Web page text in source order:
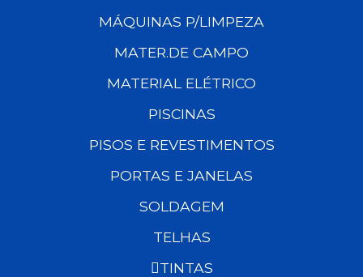
MÁQUINAS P/LIMPEZA
MATER.DE CAMPO
MATERIAL ELÉTRICO
PISCINAS
PISOS E REVESTIMENTOS
PORTAS E JANELAS
SOLDAGEM
TELHAS
TINTAS